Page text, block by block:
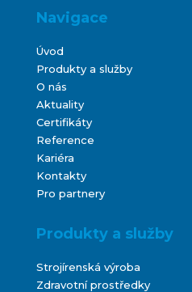
Navigace
Úvod
Produkty a služby
O nás
Aktuality
Certifikáty
Reference
Kariéra
Kontakty
Pro partnery
Produkty a služby
Strojírenská výroba
Zdravotní prostředky